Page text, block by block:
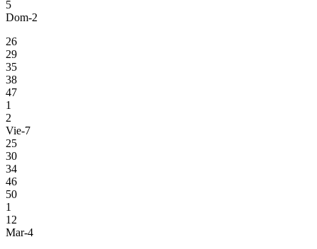
5
Dom-2
26
29
35
38
47
1
2
Vie-7
25
30
34
46
50
1
12
Mar-4